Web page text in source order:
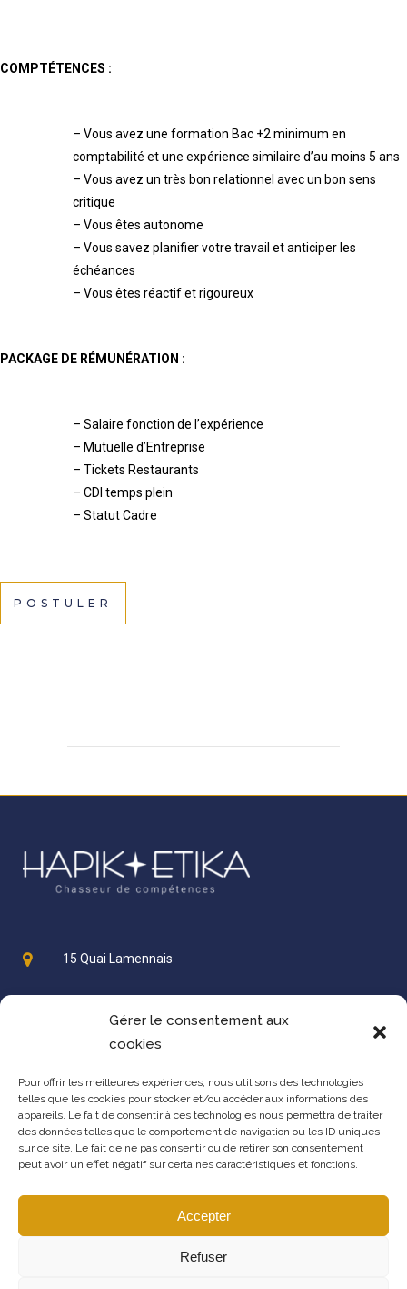
Gérer le consentement aux
cookies
Pour offrir les meilleures expériences, nous utilisons des technologies
telles que les cookies pour stocker et/ou accéder aux informations des
appareils. Le fait de consentir à ces technologies nous permettra de traiter
des données telles que le comportement de navigation ou les ID uniques
sur ce site. Le fait de ne pas consentir ou de retirer son consentement
peut avoir un effet négatif sur certaines caractéristiques et fonctions.
Accepter
Refuser
COMPTÉTENCES :
– Vous avez une formation Bac +2 minimum en
comptabilité etune expérience similaire d’au moins 5 ans
– Vous avez un très bon relationnel avec un bon sens
critique
– Vous êtes autonome
– Vous savez planifier votre travail et anticiper les
échéances
– Vous êtes réactif et rigoureux
PACKAGE DE RÉMUNÉRATION :
– Salaire fonction de l’expérience
– Mutuelle d’Entreprise
– Tickets Restaurants
– CDI temps plein
– Statut Cadre
POSTULER
15 Quai Lamennais
35000 Rennes
contact@hapiketika.fr
+33 2 23 61 25 46